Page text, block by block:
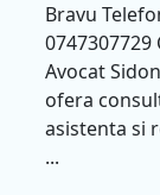
Bravu
0747307729
Avocat
ofera
asistenta si
...